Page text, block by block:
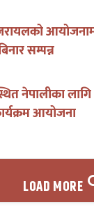
सम्पन्न
नेपालीका
आयोजना
LOAD MORE